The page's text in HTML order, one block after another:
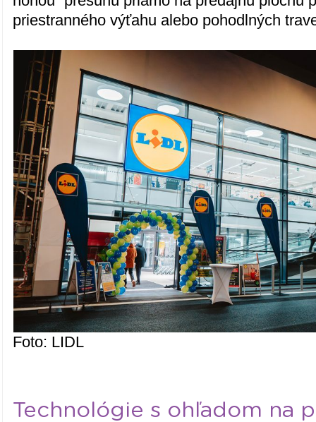
priestranného výťahu alebo pohodlných
Foto: LIDL
Technológie s ohľadom na